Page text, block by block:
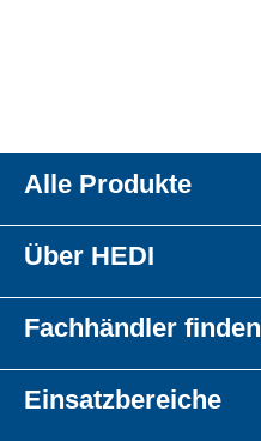
Alle Produkte
Über HEDI
Fachhändler finden
Einsatzbereiche